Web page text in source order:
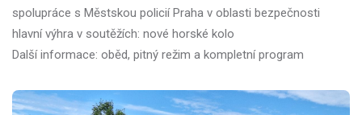
spolupráce s Městskou policií Praha v oblasti bezpečnosti
hlavní výhra v soutěžích: nové horské kolo
Další informace: oběd, pitný režim a kompletní program